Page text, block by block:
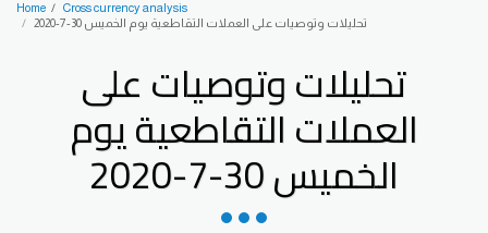
Home
Cross currency analysis
تحليلات وتوصيات على العملات التقاطعية يوم الخميس 30-7-2020
تحليلات وتوصيات على
العملات التقاطعية يوم
الخميس 30-7-2020